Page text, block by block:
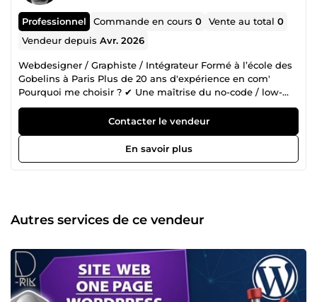
Professionnel Commande en cours0 Vente au total0
Vendeur depuisAvr. 2026
Webdesigner / Graphiste / Intégrateur Formé à l’école des
Gobelins à Paris Plus de 20 ans d'expérience en com'
Pourquoi me choisir ? ✔ Une maîtrise du no-code / low-
code et de l'IA Optimiser les délais et les coûts de votre
projet tout en conservant une exigence créative forte de
ma part. ✔ Un partenaire à l’écoute et impliqué Réactif,
attentif et force de proposition, je m’adapte à vos enjeux
pour vous apporter des solutions concrètes (mes avis
clients. ✔ Une expertise globale Du print au digital, je
maîtrise toute la chaîne créative pour garantir cohérence et
UX/UI, prototypage, mobile first, A/B testing, design
thinking, sous FIGMA, (IA assistance : FIGMA MAKE)
Maitrise de nombreux CMS LOW-CODE et NO-CODE pour
la refonte ou création de site vitrine et e-commerce:
Contacter le vendeur
En savoir plus
Autres services de ce vendeur